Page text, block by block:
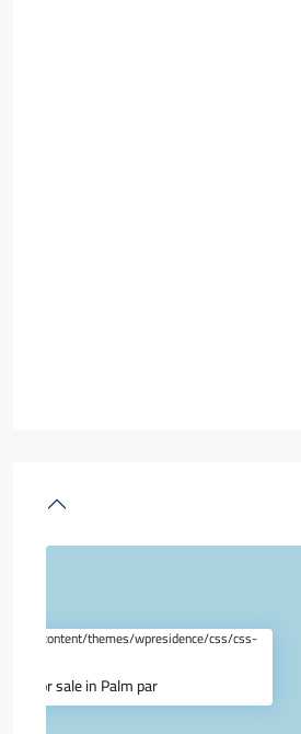
wp-content/themes/wpresidence/css/css-
for sale in Palm par